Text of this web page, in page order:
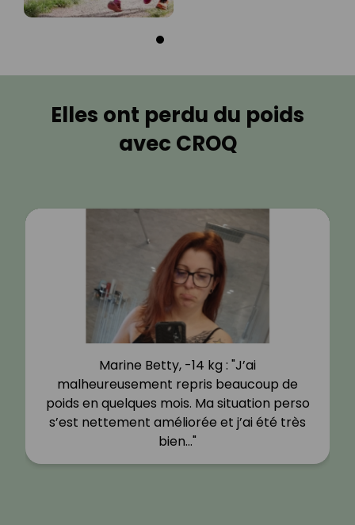
Elles ont perdu du poids
avec CROQ
Marine Betty, -14 kg : "J’ai
malheureusement repris beaucoup de
poids en quelques mois. Ma situation perso
s’est nettement améliorée et j’ai été très
bien…"